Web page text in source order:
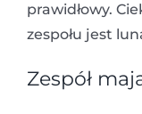
prawidłowy.
zespołu jest
Zespół